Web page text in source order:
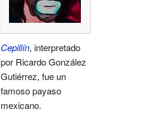
Cepillín, interpretado
por Ricardo González
Gutiérrez, fue un
famoso payaso
mexicano.